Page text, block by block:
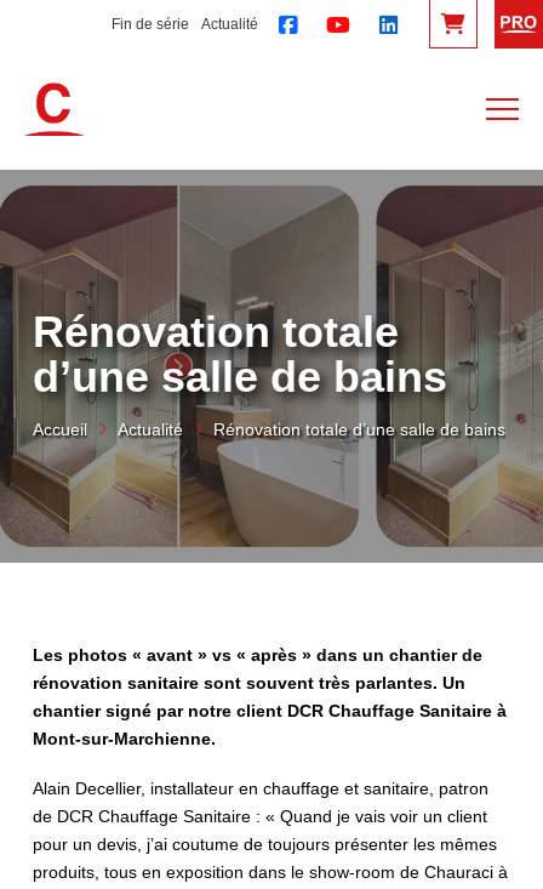
Fin de série Actualité
Rénovation totale
d’une salle de bains
Accueil Actualité Rénovation totale d’une salle de bains
Les photos « avant » vs « après » dans un chantier de
rénovation sanitaire sont souvent très parlantes. Un
chantier signé par notre client DCR Chauffage Sanitaire à
Mont-sur-Marchienne.
Alain Decellier, installateur en chauffage et sanitaire, patron
de DCR Chauffage Sanitaire : « Quand je vais voir un client
pour un devis, j’ai coutume de toujours présenter les mêmes
produits, tous en exposition dans le show-room de Chauraci à